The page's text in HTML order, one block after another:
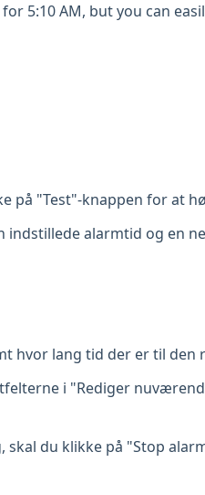
5:10 AM, but you can
på "Test"-knappen for at
alarmtid og en
hvor lang tid der er til den
i "Rediger
du klikke på "Stop